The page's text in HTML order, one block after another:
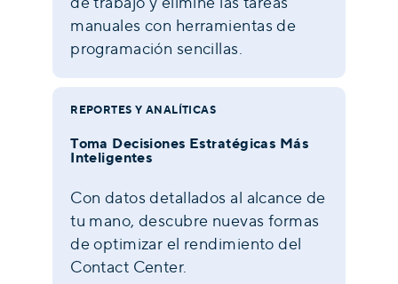
manuales con herramientas de
programación sencillas.
REPORTES Y ANALÍTICAS
Toma Decisiones Estratégicas Más
Inteligentes
Con datos detallados al alcance de
tu mano, descubre nuevas formas
de optimizar el rendimiento del
Contact Center.